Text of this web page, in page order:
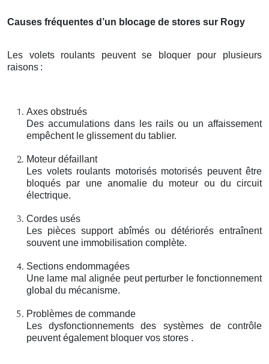
Causes fréquentes d’un blocage de stores sur Rogy
Les volets roulants peuvent se bloquer pour plusieurs
raisons :
Axes obstrués
Des accumulations dans les rails ou un affaissement
empêchent le glissement du tablier.
Moteur défaillant
Les volets roulants motorisés motorisés peuvent être
bloqués par une anomalie du moteur ou du circuit
électrique.
Cordes usés
Les pièces support abîmés ou détériorés entraînent
souvent une immobilisation complète.
Sections endommagées
Une lame mal alignée peut perturber le fonctionnement
global du mécanisme.
Problèmes de commande
Les dysfonctionnements des systèmes de contrôle
peuvent également bloquer vos stores .